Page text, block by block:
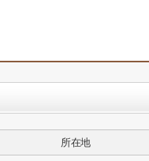
所在地